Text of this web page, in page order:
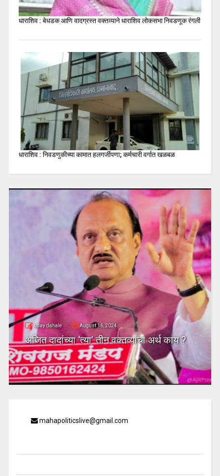
धाराशिव : बेधडक आणि वादग्रस्त वक्तव्याने धाराशिव लोकसभा निवडणूक रंगली
धाराशिव : निवडणुकीच्या कामात हलगर्जीपणा; कर्मचारी वर्गात खळबळ
uday dahale August 16, 2024
अजित दादांच्या ‘त्या’ तीन वक्तव्यांचा अर्थ काय ?
mahapoliticslive@gmail.com